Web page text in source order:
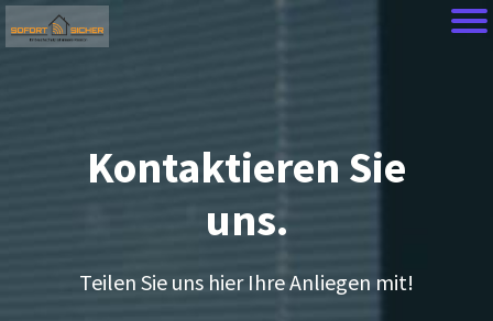
Kontaktieren Sie
uns.
Teilen Sie uns hier Ihre Anliegen mit!